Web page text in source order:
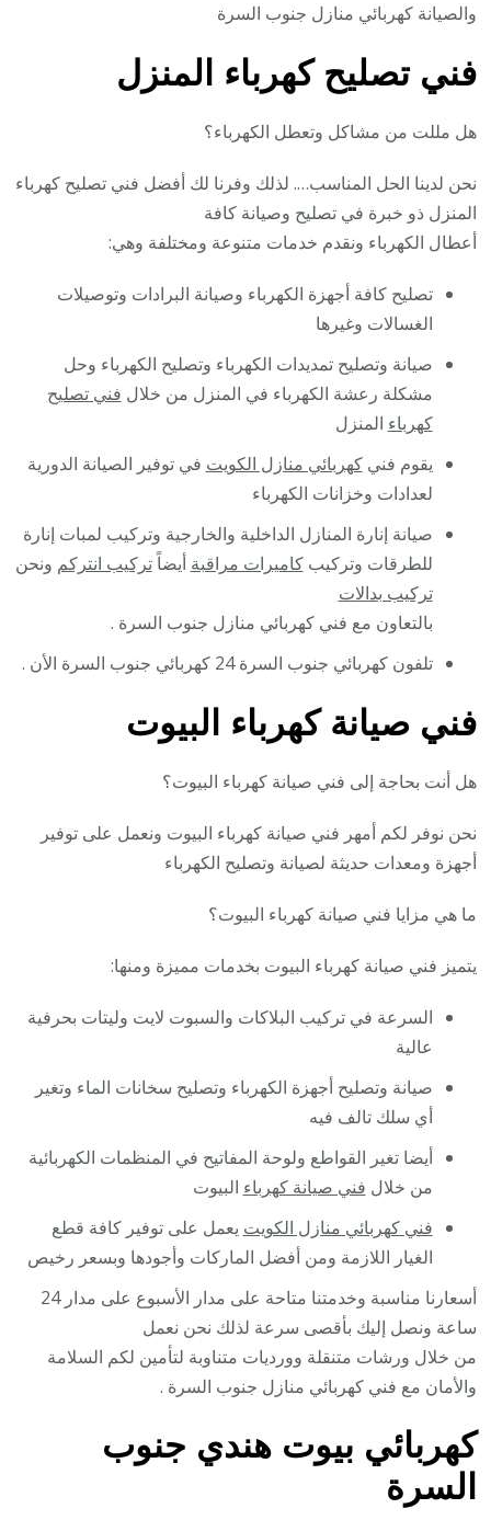
والصيانة كهربائي منازل جنوب السرة
فني تصليح كهرباء المنزل
هل مللت من مشاكل وتعطل الكهرباء؟
نحن لدينا الحل المناسب…. لذلك وفرنا لك أفضل فني تصليح كهرباء
المنزل ذو خبرة في تصليح وصيانة كافة
أعطال الكهرباء ونقدم خدمات متنوعة ومختلفة وهي:
تصليح كافة أجهزة الكهرباء وصيانة البرادات وتوصيلات
الغسالات وغيرها
صيانة وتصليح تمديدات الكهرباء وتصليح الكهرباء وحل
مشكلة رعشة الكهرباء في المنزل من خلال فني تصليح
كهرباء المنزل
يقوم فنيكهربائي منازل الكويت في توفير الصيانة الدورية
لعدادات وخزانات الكهرباء
صيانة إنارة المنازل الداخلية والخارجية وتركيب لمبات إنارة
للطرقات وتركيبكاميرات مراقبة أيضاًتركيب انتركم ونحن
تركيب بدالات
بالتعاون مع فني كهربائي منازل جنوب السرة .
تلفون كهربائي جنوب السرة 24 كهربائي جنوب السرة الأن .
فني صيانة كهرباء البيوت
هل أنت بحاجة إلى فني صيانة كهرباء البيوت؟
نحن نوفر لكم أمهر فني صيانة كهرباء البيوت ونعمل على توفير
أجهزة ومعدات حديثة لصيانة وتصليح الكهرباء
ما هي مزايا فني صيانة كهرباء البيوت؟
يتميز فني صيانة كهرباء البيوت بخدمات مميزة ومنها:
السرعة في تركيب البلاكات والسبوت لايت وليتات بحرفية
عالية
صيانة وتصليح أجهزة الكهرباء وتصليح سخانات الماء وتغير
أي سلك تالف فيه
أيضا تغير القواطع ولوحة المفاتيح في المنظمات الكهربائية
من خلال فني صيانة كهرباء البيوت
فني كهربائي منازل الكويت يعمل على توفير كافة قطع
الغيار اللازمة ومن أفضل الماركات وأجودها وبسعر رخيص
أسعارنا مناسبة وخدمتنا متاحة على مدار الأسبوع على مدار 24
ساعة ونصل إليك بأقصى سرعة لذلك نحن نعمل
من خلال ورشات متنقلة وورديات متناوبة لتأمين لكم السلامة
والأمان مع فني كهربائي منازل جنوب السرة .
كهربائي بيوت هندي جنوب
السرة